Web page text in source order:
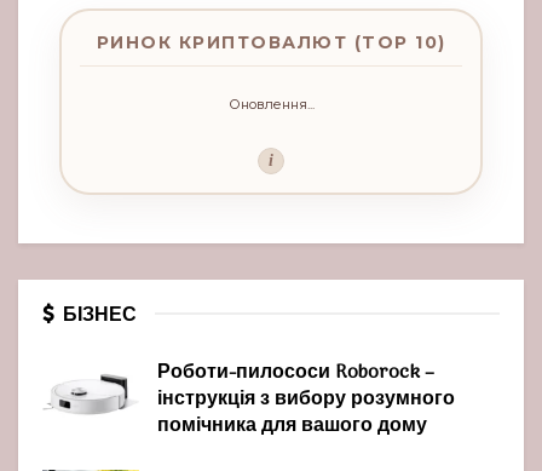
РИНОК КРИПТОВАЛЮТ (TOP 10)
Оновлення...
i
БІЗНЕС
Роботи-пилососи Roborock –
інструкція з вибору розумного
помічника для вашого дому